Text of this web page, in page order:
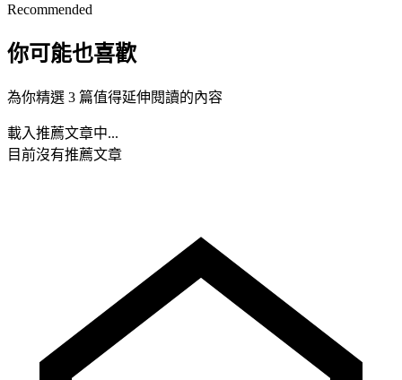
Recommended
你可能也喜歡
為你精選 3 篇值得延伸閱讀的內容
載入推薦文章中...
目前沒有推薦文章